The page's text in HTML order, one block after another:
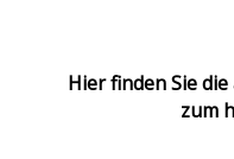
Hier finden Sie
zum